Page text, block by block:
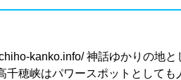
kanko.info/ 神話ゆかりの地と
千穂峡はパワースポットとしても